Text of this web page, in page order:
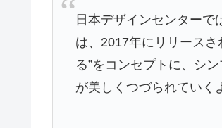
日本デザインセンター
は、2017年にリリース
る”をコンセプトに、シ
が美しくつづられていく